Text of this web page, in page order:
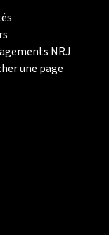
NRJ
une page